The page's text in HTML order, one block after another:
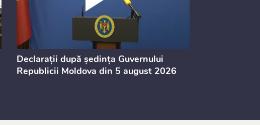
Declarații după ședința Guvernului
Republicii Moldova din 5 august 2026